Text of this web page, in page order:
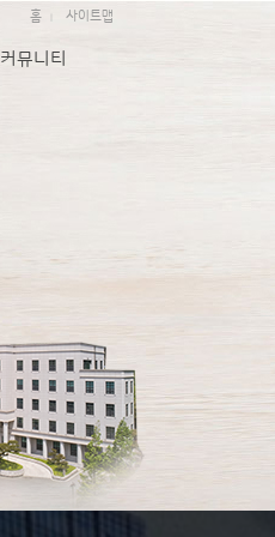
홈 사이트맵
커뮤니티